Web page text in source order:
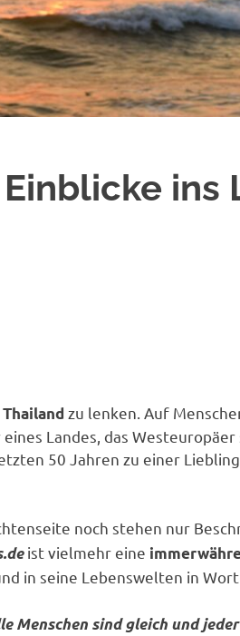
ins
zu lenken. Auf
Landes, das
50 Jahren zu einer
noch stehen nur
ist vielmehr eine
in seine Lebenswelten in Wort
Menschen sind gleich und